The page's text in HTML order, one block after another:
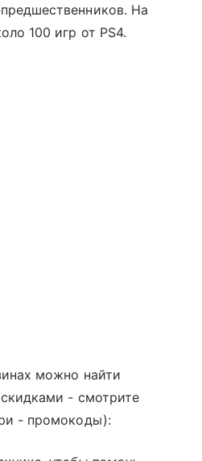
На
100 игр от PS4.
можно найти
- смотрите
- промокоды):